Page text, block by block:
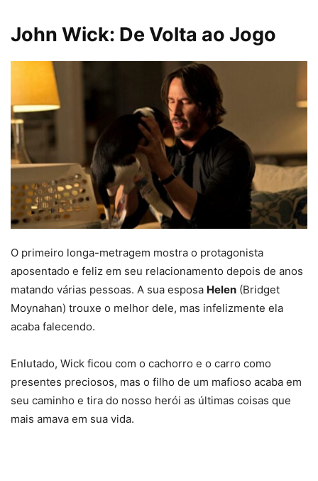
John Wick: De Volta ao Jogo
O primeiro longa-metragem mostra o protagonista
aposentado e feliz em seu relacionamento depois de anos
matando várias pessoas. A sua esposa Helen (Bridget
Moynahan) trouxe o melhor dele, mas infelizmente ela
acaba falecendo.
Enlutado, Wick ficou com o cachorro e o carro como
presentes preciosos, mas o filho de um mafioso acaba em
seu caminho e tira do nosso herói as últimas coisas que
mais amava em sua vida.